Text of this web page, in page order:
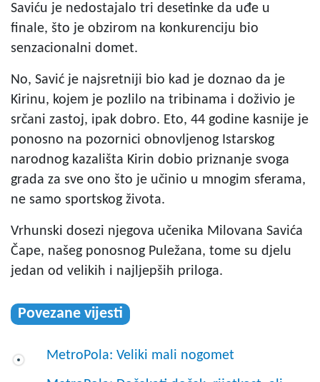
Saviću je nedostajalo tri desetinke da uđe u
finale, što je obzirom na konkurenciju bio
senzacionalni domet.
No, Savić je najsretniji bio kad je doznao da je
Kirinu, kojem je pozlilo na tribinama i doživio je
srčani zastoj, ipak dobro. Eto, 44 godine kasnije je
ponosno na pozornici obnovljenog Istarskog
narodnog kazališta Kirin dobio priznanje svoga
grada za sve ono što je učinio u mnogim sferama,
ne samo sportskog života.
Vrhunski dosezi njegova učenika Milovana Savića
Čape, našeg ponosnog Puležana, tome su djelu
jedan od velikih i najljepših priloga.
Povezane vijesti
MetroPola: Veliki mali nogomet